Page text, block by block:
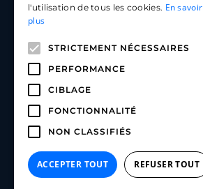
Carlo App | Instagram
Carlo App | Linkedin
l'utilisation de tous les cookies. En savoir
plus
STRICTEMENT NÉCESSAIRES
PERFORMANCE
CIBLAGE
FONCTIONNALITÉ
NON CLASSIFIÉS
ACCEPTER TOUT REFUSER TOUT